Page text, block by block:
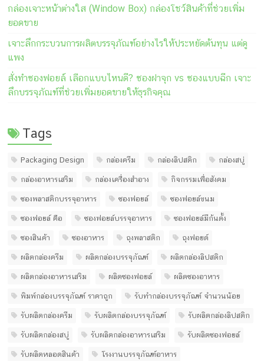
กล่องเจาะหน้าต่างใส (Window Box) กล่องโชว์สินค้าที่ช่วยเพิ่ม
ยอดขาย
เจาะลึกกระบวนการผลิตบรรจุภัณฑ์อย่างไรให้ประหยัดต้นทุน แต่ดู
แพง
สั่งทำซองฟอยล์ เลือกแบบไหนดี? ซองฝาจุก vs ซองแบบฉีก เจาะ
ลึกบรรจุภัณฑ์ที่ช่วยเพิ่มยอดขายให้ธุรกิจคุณ
Tags
Packaging Design กล่องครีม กล่องลิปสติก กล่องสบู่
กล่องอาหารเสริม กล่องเครื่องสำอาง กิจกรรมเพื่อสังคม
ซองพลาสติกบรรจุอาหาร ซองฟอยล์ ซองฟอยล์ขนม
ซองฟอยล์ คือ ซองฟอยล์บรรจุอาหาร ซองฟอยล์มีก้นตั้ง
ซองสินค้า ซองอาหาร ถุงพลาสติก ถุงฟอยด์
ผลิตกล่องครีม ผลิตกล่องบรรจุภัณฑ์ ผลิตกล่องลิปสติก
ผลิตกล่องอาหารเสริม ผลิตซองฟอยล์ ผลิตซองอาหาร
พิมพ์กล่องบรรจุภัณฑ์ ราคาถูก รับทํากล่องบรรจุภัณฑ์ จํานวนน้อย
รับผลิตกล่องครีม รับผลิตกล่องบรรจุภัณฑ์ รับผลิตกล่องลิปสติก
รับผลิตกล่องสบู่ รับผลิตกล่องอาหารเสริม รับผลิตซองฟอยล์
รับผลิตหลอดสินค้า โรงงานบรรจุภัณฑ์อาหาร